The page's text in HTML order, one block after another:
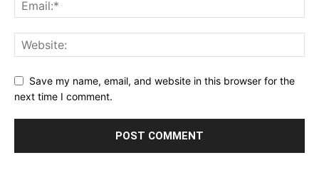
Save my name, email, and website in this browser for the
next time I comment.